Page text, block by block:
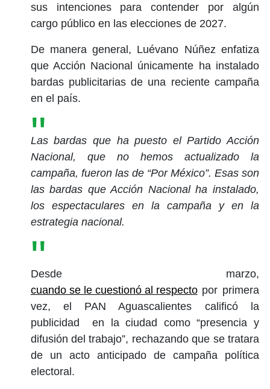
sus intenciones para contender por algún
cargo público en las elecciones de 2027.
De manera general, Luévano Núñez enfatiza
que Acción Nacional únicamente ha instalado
bardas publicitarias de una reciente campaña
en el país.
Las bardas que ha puesto el Partido Acción
Nacional, que no hemos actualizado la
campaña, fueron las de “Por México”. Esas son
las bardas que Acción Nacional ha instalado,
los espectaculares en la campaña y en la
estrategia nacional.
Desde marzo,
cuando se le cuestionó al respectopor primera
vez, el PAN Aguascalientes calificó la
publicidad en la ciudad como “presencia y
difusión del trabajo”, rechazando que se tratara
de un acto anticipado de campaña política
electoral.